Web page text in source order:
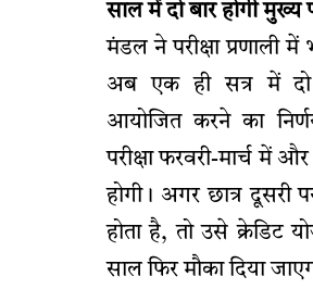
साल में दो बार होगी मुख्य
मंडल ने परीक्षा प्रणाली
अब एक ही सत्र में दो
आयोजित करने का
परीक्षा फरवरी-मार्च में
होगी। अगर छात्र दूसरी
होता है, तो उसे क्रेडिट
साल फिर मौका दिया